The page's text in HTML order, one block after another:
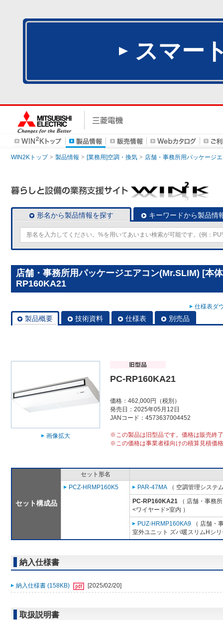
スマー
WIN2Kトップ 製品情報 [業務用]空調・換気 店舗・事務所用パッケージ
形名から製品情報を探す キーワードから製品情
店舗・事務所用パッケージエアコン(Mr.SLIM) [本
RP160KA21
仕様表ダ
製品概要 技術資料 仕様表 別売品
画像拡大
PC-RP160KA21
価格：462,000円（税別）
発売日：2025年05月12日
JANコード：4573637004452
※この製品は旧型品です。価格は販売終
※この価格は事業者様向けの積算見積価
セット構成品
セット形名
PCZ-HRMP160K5
PAR-47MA （ 空調管理システ
PC-RP160KA21 （ 店舗・事務
<ワイヤード>室内 ）
PUZ-HRMP160KA9 （ 店舗・
室外ユニット ズバ暖スリムHシ
納入仕様書
納入仕様書 (158KB) [2025/02/20]
取扱説明書